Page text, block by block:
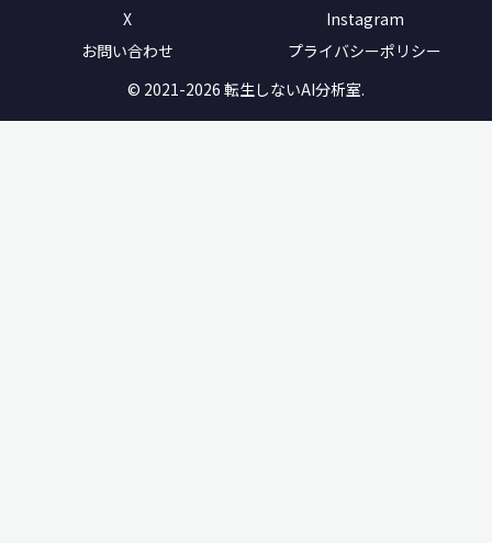
X
Instagram
お問い合わせ
プライバシーポリシー
© 2021-2026 転生しないAI分析室.